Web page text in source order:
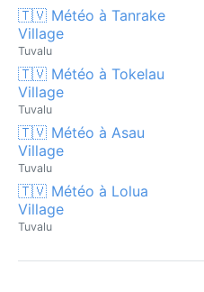
🇹🇻 Météo à Tanrake
Village
Tuvalu
🇹🇻 Météo à Tokelau
Village
Tuvalu
🇹🇻 Météo à Asau
Village
Tuvalu
🇹🇻 Météo à Lolua
Village
Tuvalu